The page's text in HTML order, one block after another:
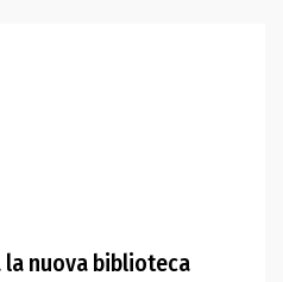
la nuova biblioteca